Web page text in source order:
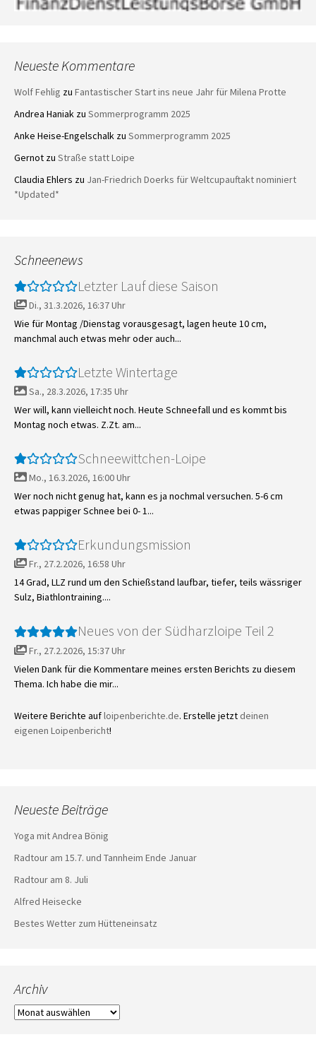
Neueste Kommentare
Wolf Fehlig zu Fantastischer Start ins neue Jahr für Milena Protte
Andrea Haniak zu Sommerprogramm 2025
Anke Heise-Engelschalk zu Sommerprogramm 2025
Gernot zu Straße statt Loipe
Claudia Ehlers zu Jan-Friedrich Doerks für Weltcupauftakt nominiert
*Updated*
Schneenews
Letzter Lauf diese Saison
Di., 31.3.2026, 16:37 Uhr
Wie für Montag /Dienstag vorausgesagt, lagen heute 10 cm,
manchmal auch etwas mehr oder auch...
Letzte Wintertage
Sa., 28.3.2026, 17:35 Uhr
Wer will, kann vielleicht noch. Heute Schneefall und es kommt bis
Montag noch etwas. Z.Zt. am...
Schneewittchen-Loipe
Mo., 16.3.2026, 16:00 Uhr
Wer noch nicht genug hat, kann es ja nochmal versuchen. 5-6 cm
etwas pappiger Schnee bei 0- 1...
Erkundungsmission
Fr., 27.2.2026, 16:58 Uhr
14 Grad, LLZ rund um den Schießstand laufbar, tiefer, teils wässriger
Sulz, Biathlontraining....
Neues von der Südharzloipe Teil 2
Fr., 27.2.2026, 15:37 Uhr
Vielen Dank für die Kommentare meines ersten Berichts zu diesem
Thema. Ich habe die mir...
Weitere Berichte aufloipenberichte.de. Erstelle jetzt deinen
eigenen Loipenbericht!
Neueste Beiträge
Yoga mit Andrea Bönig
Radtour am 15.7. und Tannheim Ende Januar
Radtour am 8. Juli
Alfred Heisecke
Bestes Wetter zum Hütteneinsatz
Archiv
Archiv